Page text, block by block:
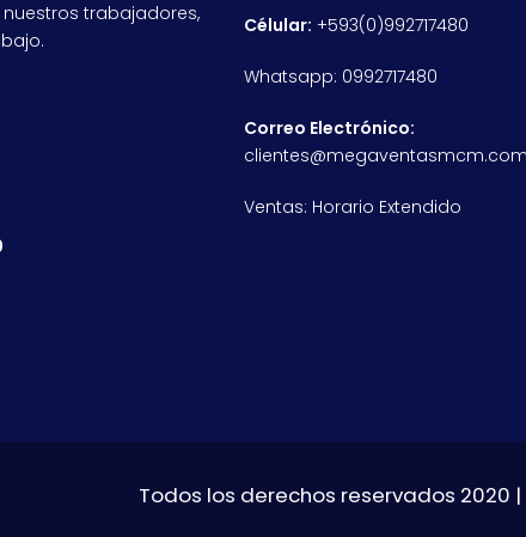
trabajadores,
Célular: +593(0)992717480
Whatsapp: 0992717480
Correo Electrónico:
clientes@megaventasmcm.com
Ventas: Horario Extendido
Todos los derechos reservados 2020